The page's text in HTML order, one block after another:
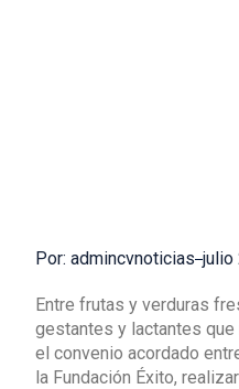
Por: admincvnoticias julio
Entre frutas y verduras
gestantes y lactantes
el convenio acordado
la Fundación Éxito,